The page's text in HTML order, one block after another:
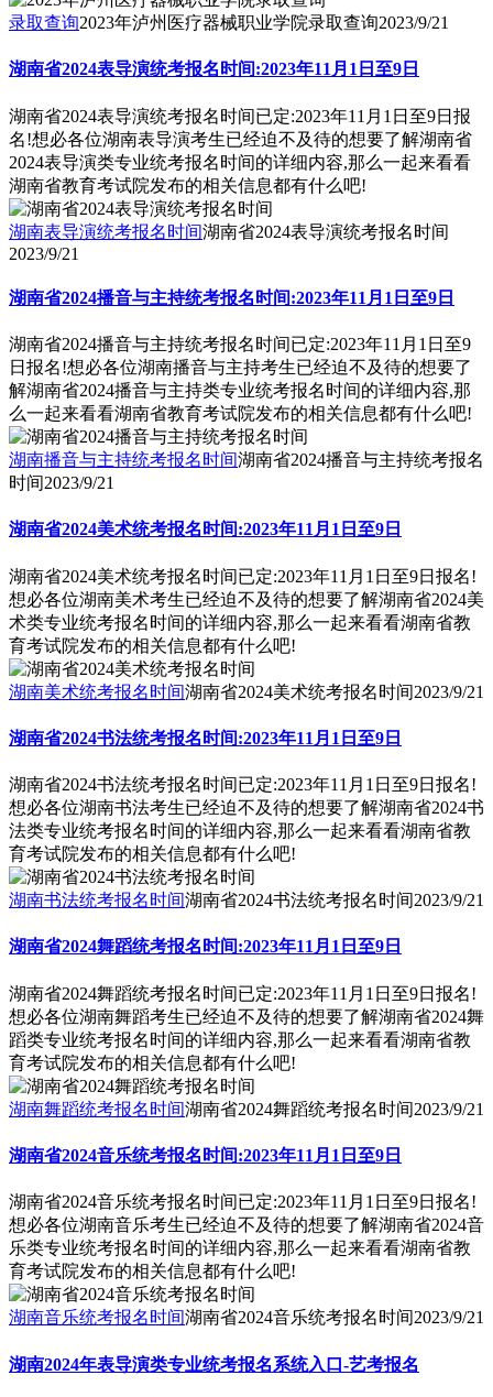
录取查询2023年泸州医疗器械职业学院录取查询2023/9/21
湖南省2024表导演统考报名时间:2023年11月1日至9日
湖南省2024表导演统考报名时间已定:2023年11月1日至9日报
名!想必各位湖南表导演考生已经迫不及待的想要了解湖南省
2024表导演类专业统考报名时间的详细内容,那么一起来看看
湖南省教育考试院发布的相关信息都有什么吧!
湖南表导演统考报名时间湖南省2024表导演统考报名时间
2023/9/21
湖南省2024播音与主持统考报名时间:2023年11月1日至9日
湖南省2024播音与主持统考报名时间已定:2023年11月1日至9
日报名!想必各位湖南播音与主持考生已经迫不及待的想要了
解湖南省2024播音与主持类专业统考报名时间的详细内容,那
么一起来看看湖南省教育考试院发布的相关信息都有什么吧!
湖南播音与主持统考报名时间湖南省2024播音与主持统考报名
时间2023/9/21
湖南省2024美术统考报名时间:2023年11月1日至9日
湖南省2024美术统考报名时间已定:2023年11月1日至9日报名!
想必各位湖南美术考生已经迫不及待的想要了解湖南省2024美
术类专业统考报名时间的详细内容,那么一起来看看湖南省教
育考试院发布的相关信息都有什么吧!
湖南美术统考报名时间湖南省2024美术统考报名时间2023/9/21
湖南省2024书法统考报名时间:2023年11月1日至9日
湖南省2024书法统考报名时间已定:2023年11月1日至9日报名!
想必各位湖南书法考生已经迫不及待的想要了解湖南省2024书
法类专业统考报名时间的详细内容,那么一起来看看湖南省教
育考试院发布的相关信息都有什么吧!
湖南书法统考报名时间湖南省2024书法统考报名时间2023/9/21
湖南省2024舞蹈统考报名时间:2023年11月1日至9日
湖南省2024舞蹈统考报名时间已定:2023年11月1日至9日报名!
想必各位湖南舞蹈考生已经迫不及待的想要了解湖南省2024舞
蹈类专业统考报名时间的详细内容,那么一起来看看湖南省教
育考试院发布的相关信息都有什么吧!
湖南舞蹈统考报名时间湖南省2024舞蹈统考报名时间2023/9/21
湖南省2024音乐统考报名时间:2023年11月1日至9日
湖南省2024音乐统考报名时间已定:2023年11月1日至9日报名!
想必各位湖南音乐考生已经迫不及待的想要了解湖南省2024音
乐类专业统考报名时间的详细内容,那么一起来看看湖南省教
育考试院发布的相关信息都有什么吧!
湖南音乐统考报名时间湖南省2024音乐统考报名时间2023/9/21
湖南2024年表导演类专业统考报名系统入口-艺考报名